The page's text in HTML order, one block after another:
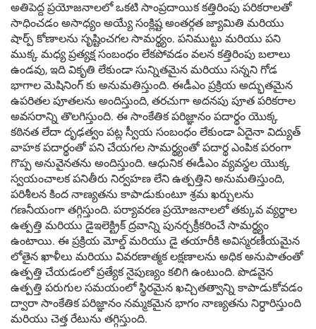
అతిపెద్ద ప్రయోజనాలలో ఒకటి సాంప్రదాయిక కత్తిరింపు పరికరాలతో
సాధించడం అసాధ్యం అయ్యే సంక్లిష్ట అంతర్గత జ్యామితి మరియు
షార్ప్ కోణాలను సృష్టించగల సామర్థ్యం. పనిముట్టు మరియు పని
ముక్క మధ్య ప్రత్యక్ష సంబంధం లేకపోవడం వలన కత్తిరింపు బలాలు
ఉండవు, ఇది వికృతి లేకుండా సున్నితమైన మరియు సన్నని గోడ
భాగాల మెషినింగ్ కు అనుమతిస్తుంది. ఈడీఎం ప్రక్రియ అద్భుతమైన
ఉపరితల పూతలను అందిస్తుంది, తరచుగా అదనపు పూత పరికరాల
అవసరాన్ని తొలగిస్తుంది. ఈ సాంకేతిక పరిజ్ఞానం పదార్థం యొక్క
కఠినత లేదా దృఢత్వం పట్ల స్వీయ సంబంధం లేకుండా ఏదైనా విద్యుత్
వాహక పదార్థంతో పని చేయగల సామర్థ్యంతో పదార్థ ఎంపిక పరంగా
గొప్ప అనువైనతను అందిస్తుంది. ఆధునిక ఈడీఎం వ్యవస్థల యొక్క
స్వయంచాలక పనితీరు నిర్వహణ లేని ఉత్పత్తిని అనుమతిస్తుంది,
పరిశీలన కింద నాణ్యతను కాపాడుకుంటూ శ్రమ ఖర్చులను
గణనీయంగా తగ్గిస్తుంది. పర్యావరణ ప్రయోజనాలలో తక్కువ వ్యర్థాల
ఉత్పత్తి మరియు డైఇలెక్ట్రిక్ ద్రవాన్ని పునర్చక్రీకరించే సామర్థ్యం
ఉంటాయి. ఈ ప్రక్రియ మోల్డ్ మరియు డై తయారీకి అవిస్మరణీయమైన
లోతైన ఖాళీలు మరియు వివరణాత్మక లక్షణాలను అధిక అనుపాతంతో
ఉత్పత్తి చేయడంలో ప్రత్యేక నైపుణ్యం కలిగి ఉంటుంది. పొడవైన
ఉత్పత్తి పరుగుల సమయంలో స్థిరమైన ఖచ్చితత్వాన్ని కాపాడుకోవడం
ద్వారా సాంకేతిక పరిజ్ఞానం నమ్మకమైన భాగం నాణ్యతను నిర్ధారిస్తుంది
మరియు చెత్త రేటును తగ్గిస్తుంది.